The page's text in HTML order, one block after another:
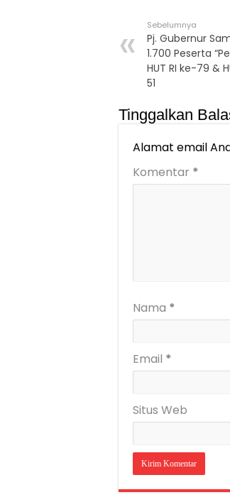
Sebelumnya
Pj. Gubernur
1.700 Peserta
HUT RI ke-79 &
51
Tinggalkan
Alamat email
Komentar *
Nama *
Email *
Situs Web